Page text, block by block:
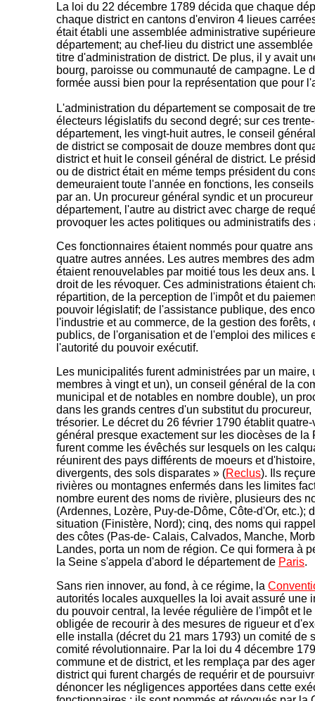
La loi du 22 décembre 1789 décida que chaque
chaque district en cantons d'environ 4 lieues
était établi une assemblée administrative
département; au chef-lieu du district une
titre d'administration de district. De plus, il y avait
bourg, paroisse ou communauté de campagne. Le
formée aussi bien pour la représentation que pour
L'administration du département se composait de
électeurs législatifs du second degré; sur ces
département, les vingt-huit autres, le conseil
de district se composait de douze membres dont
district et huit le conseil général de district. Le
ou de district était en méme temps président du
demeuraient toute l'année en fonctions, les
par an. Un procureur général syndic et un
département, l'autre au district avec charge de
provoquer les actes politiques ou administratifs
Ces fonctionnaires étaient nommés pour quatre
quatre autres années. Les autres membres des
étaient renouvelables par moitié tous les deux ans.
droit de les révoquer. Ces administrations étaient
répartition, de la perception de l'impôt et du
pouvoir législatif; de l'assistance publique, des
l'industrie et au commerce, de la gestion des
publics, de l'organisation et de l'emploi des milices
l'autorité du pouvoir exécutif.
Les municipalités furent administrées par un
membres à vingt et un), un conseil général de la
municipal et de notables en nombre double), un
dans les grands centres d'un substitut du
trésorier. Le décret du 26 février 1790 établit
général presque exactement sur les diocèses de la
furent comme les évêchés sur lesquels on les
réunirent des pays différents de moeurs et
divergents, des sols disparates » (Reclus). Ils
rivières ou montagnes enfermés dans les limites
nombre eurent des noms de rivière, plusieurs des
(Ardennes, Lozère, Puy-de-Dôme, Côte-d'Or, etc.);
situation (Finistère, Nord); cinq, des noms qui
des côtes (Pas-de- Calais, Calvados, Manche,
Landes, porta un nom de région. Ce qui formera à
la Seine s'appela d'abord le département de Paris.
Sans rien innover, au fond, à ce régime, la
autorités locales auxquelles la loi avait assuré une
du pouvoir central, la levée régulière de l'impôt et
obligée de recourir à des mesures de rigueur et
elle installa (décret du 21 mars 1793) un comité de
comité révolutionnaire. Par la loi du 4 décembre
commune et de district, et les remplaça par des
district qui furent chargés de requérir et de
dénoncer les négligences apportées dans cette